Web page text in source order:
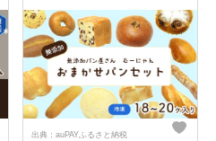
出典：auPAYふるさと納税